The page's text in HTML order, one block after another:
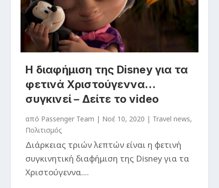
Η διαφήμιση της Disney για τα
φετινά Χριστούγεννα…
συγκινεί – Δείτε το video
από Passenger Team | Νοέ 10, 2020 | Travel news,
Πολιτισμός
Διάρκειας τριών λεπτών είναι η φετινή
συγκινητική διαφήμιση της Disney για τα
Χριστούγεννα....